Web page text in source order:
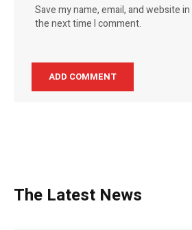
Save my name, email, and website
the next time I comment.
The Latest News